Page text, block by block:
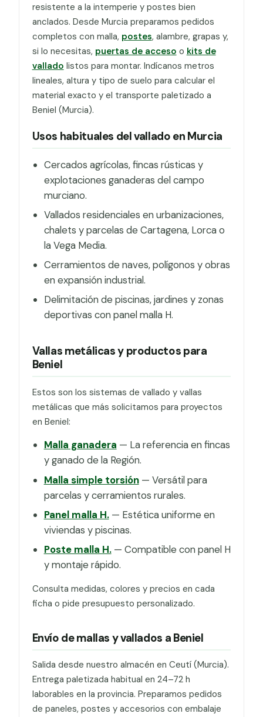
resistente a la intemperie y postes bien
anclados. Desde Murcia preparamos pedidos
completos con malla, postes, alambre, grapas y,
si lo necesitas, puertas de acceso o kits de
vallado listos para montar. Indícanos metros
lineales, altura y tipo de suelo para calcular el
material exacto y el transporte paletizado a
Beniel (Murcia).
Usos habituales del vallado en Murcia
Cercados agrícolas, fincas rústicas y
explotaciones ganaderas del campo
murciano.
Vallados residenciales en urbanizaciones,
chalets y parcelas de Cartagena, Lorca o
la Vega Media.
Cerramientos de naves, polígonos y obras
en expansión industrial.
Delimitación de piscinas, jardines y zonas
deportivas con panel malla H.
Vallas metálicas y productos para
Beniel
Estos son los sistemas de vallado y vallas
metálicas que más solicitamos para proyectos
en Beniel:
Malla ganadera — La referencia en fincas
y ganado de la Región.
Malla simple torsión— Versátil para
parcelas y cerramientos rurales.
Panel malla H.— Estética uniforme en
viviendas y piscinas.
Poste malla H.— Compatible con panel H
y montaje rápido.
Consulta medidas, colores y precios en cada
ficha o pide presupuesto personalizado.
Envío de mallas y vallados a Beniel
Salida desde nuestro almacén en Ceutí (Murcia).
Entrega paletizada habitual en 24–72 h
laborables en la provincia. Preparamos pedidos
de paneles, postes y accesorios con embalaje